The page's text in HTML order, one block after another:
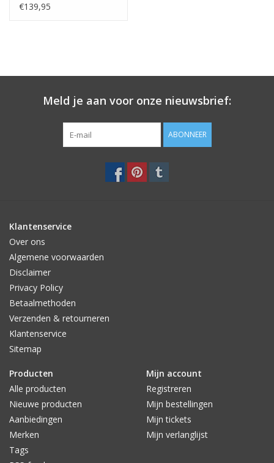
€139,95
Meld je aan voor onze nieuwsbrief:
ABONNEER
Klantenservice
Over ons
Algemene voorwaarden
Disclaimer
Privacy Policy
Betaalmethoden
Verzenden & retourneren
Klantenservice
Sitemap
Producten
Alle producten
Nieuwe producten
Aanbiedingen
Merken
Tags
Mijn account
Registreren
Mijn bestellingen
Mijn tickets
Mijn verlanglijst